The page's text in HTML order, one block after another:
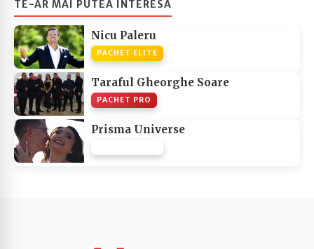
TE-AR MAI PUTEA INTERESA
Nicu Paleru
PACHET ELITE
Taraful Gheorghe Soare
PACHET PRO
Prisma Universe